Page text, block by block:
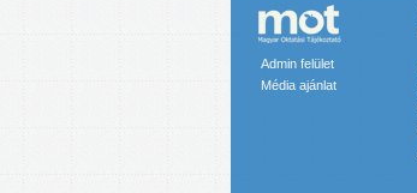
Admin felület
Média ajánlat